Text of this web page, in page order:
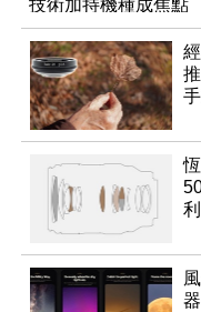
技術加持機種成焦點